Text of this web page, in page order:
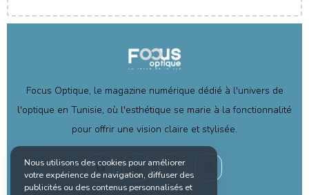
Focus Optique, le magazine numérique dédié à l'univers de
l'optique en Tunisie, où l'esthétique se marie à la fonctionnalité
pour offrir une vision claire et stylisée.
Nous utilisons des cookies pour améliorer
votre expérience de navigation, diffuser des
publicités ou des contenus personnalisés et